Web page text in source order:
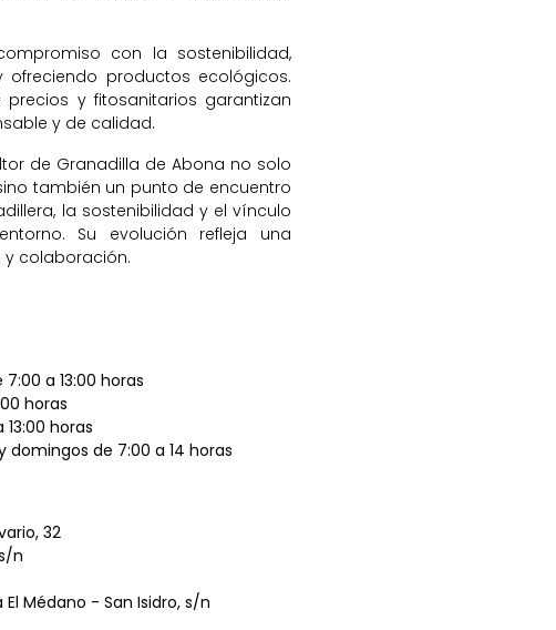
con la sostenibilidad,
productos ecológicos.
y fitosanitarios garantizan
y de calidad.
de Granadilla de Abona no solo
también un punto de encuentro
la sostenibilidad y el vínculo
Su evolución refleja una
colaboración.
a 13:00 horas
horas
horas
domingos de 7:00 a 14 horas
32
n
Médano - San Isidro, s/n